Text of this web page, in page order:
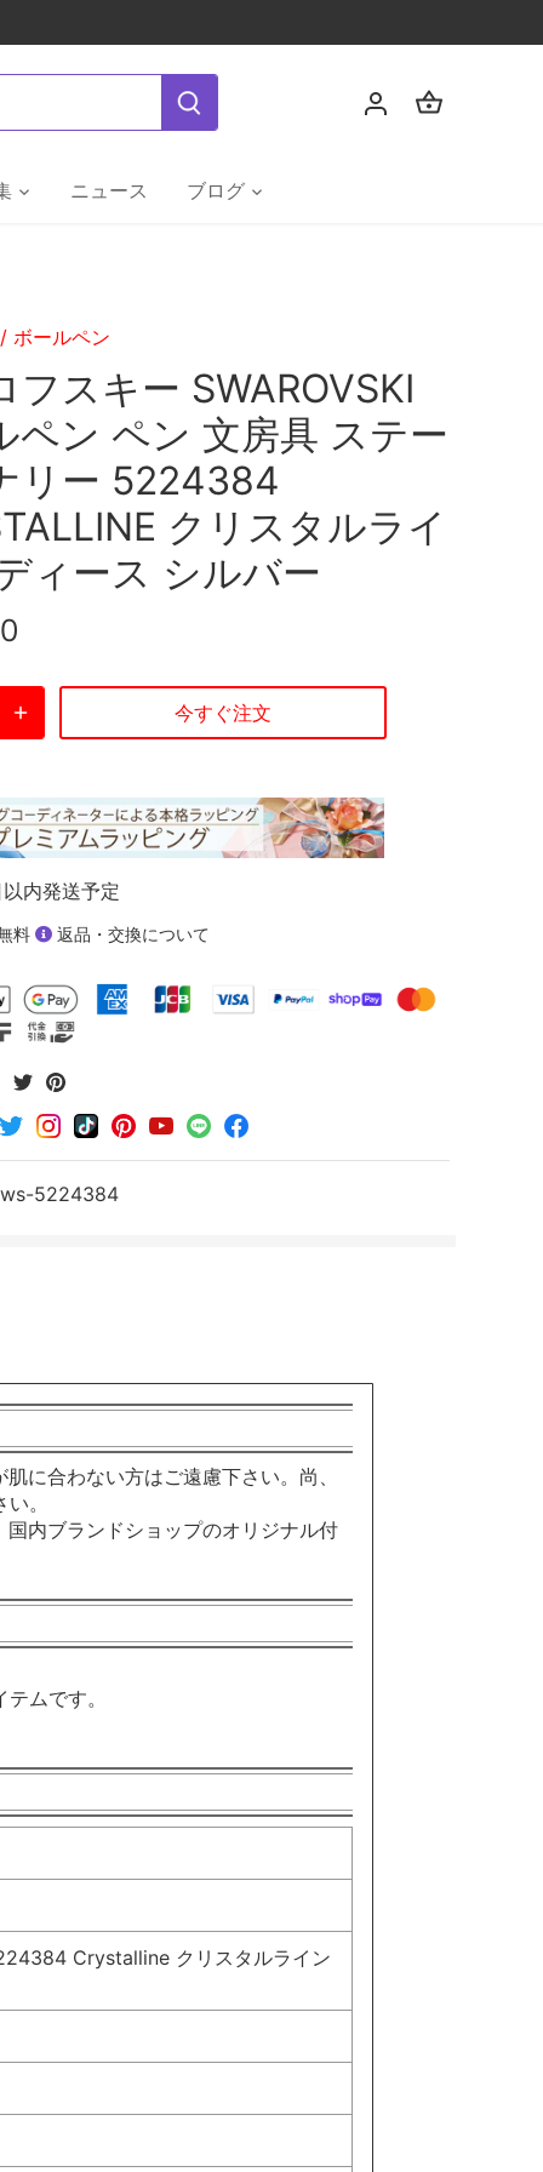
ニュース ブログ
ボールペン
フスキー SWAROVSKI
ペン ペン 文房具 ステー
リー 5224384
クリスタルライ
ィース シルバー
今すぐ注文
内発送予定
料 返品・交換について
Twitter
シ
ェ
ア
す
Pinterest
シ
ェ
ア
5224384
に合わない方はご遠慮下さい。尚、
。
内ブランドショップのオリジナル付
ムです。
Crystalline クリスタルライン